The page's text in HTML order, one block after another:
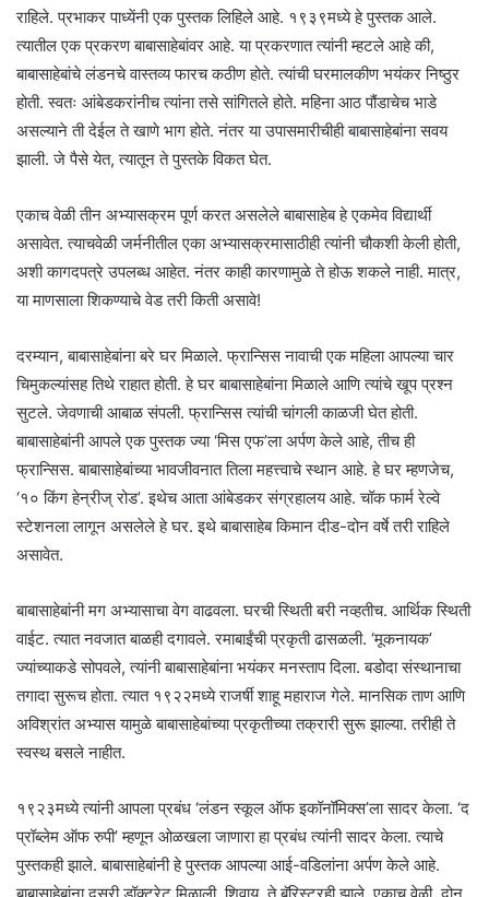
राहिले. प्रभाकर पाध्येंनी एक पुस्तक लिहिले आहे. १९३९मध्ये हे पुस्तक आले.
त्यातील एक प्रकरण बाबासाहेबांवर आहे. या प्रकरणात त्यांनी म्हटले आहे की,
बाबासाहेबांचे लंडनचे वास्तव्य फारच कठीण होते. त्यांची घरमालकीण भयंकर निष्ठुर
होती. स्वतः आंबेडकरांनीच त्यांना तसे सांगितले होते. महिना आठ पौंडाचेच भाडे
असल्याने ती देईल ते खाणे भाग होते. नंतर या उपासमारीचीही बाबासाहेबांना सवय
झाली. जे पैसे येत, त्यातून ते पुस्तके विकत घेत.
एकाच वेळी तीन अभ्यासक्रम पूर्ण करत असलेले बाबासाहेब हे एकमेव विद्यार्थी
असावेत. त्याचवेळी जर्मनीतील एका अभ्यासक्रमासाठीही त्यांनी चौकशी केली होती,
अशी कागदपत्रे उपलब्ध आहेत. नंतर काही कारणामुळे ते होऊ शकले नाही. मात्र,
या माणसाला शिकण्याचे वेड तरी किती असावे!
दरम्यान, बाबासाहेबांना बरे घर मिळाले. फ्रान्सिस नावाची एक महिला आपल्या चार
चिमुकल्यांसह तिथे राहात होती. हे घर बाबासाहेबांना मिळाले आणि त्यांचे खूप प्रश्न
सुटले. जेवणाची आबाळ संपली. फ्रान्सिस त्यांची चांगली काळजी घेत होती.
बाबासाहेबांनी आपले एक पुस्तक ज्या ‘मिस एफ’ला अर्पण केले आहे, तीच ही
फ्रान्सिस. बाबासाहेबांच्या भावजीवनात तिला महत्त्वाचे स्थान आहे. हे घर म्हणजेच,
‘१० किंग हेन्रीज् रोड’. इथेच आता आंबेडकर संग्रहालय आहे. चॉक फार्म रेल्वे
स्टेशनला लागून असलेले हे घर. इथे बाबासाहेब किमान दीड-दोन वर्षे तरी राहिले
असावेत.
बाबासाहेबांनी मग अभ्यासाचा वेग वाढवला. घरची स्थिती बरी नव्हतीच. आर्थिक स्थिती
वाईट. त्यात नवजात बाळही दगावले. रमाबाईंची प्रकृती ढासळली. ‘मूकनायक’
ज्यांच्याकडे सोपवले, त्यांनी बाबासाहेबांना भयंकर मनस्ताप दिला. बडोदा संस्थानाचा
तगादा सुरूच होता. त्यात १९२२मध्ये राजर्षी शाहू महाराज गेले. मानसिक ताण आणि
अविश्रांत अभ्यास यामुळे बाबासाहेबांच्या प्रकृतीच्या तक्रारी सुरू झाल्या. तरीही ते
स्वस्थ बसले नाहीत.
१९२३मध्ये त्यांनी आपला प्रबंध ‘लंडन स्कूल ऑफ इकॉनॉमिक्स’ला सादर केला. ‘द
प्रॉब्लेम ऑफ रुपी’ म्हणून ओळखला जाणारा हा प्रबंध त्यांनी सादर केला. त्याचे
पुस्तकही झाले. बाबासाहेबांनी हे पुस्तक आपल्या आई-वडिलांना अर्पण केले आहे.